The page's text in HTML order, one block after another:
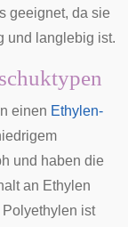
geeignet, da sie
und langlebig ist.
einen Ethylen-
und haben die
an Ethylen
ist